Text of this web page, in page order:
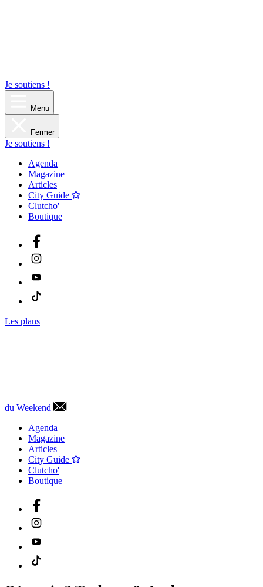
Je soutiens !
Menu
Fermer
Je soutiens !
Agenda
Magazine
Articles
City Guide
Clutcho'
Boutique
Les plans
du Weekend
Agenda
Magazine
Articles
City Guide
Clutcho'
Boutique